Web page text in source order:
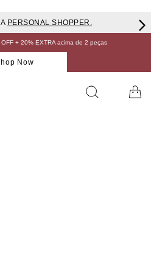
PERSONAL SHOPPER.
+ 20% EXTRA acima de 2 peças
Now